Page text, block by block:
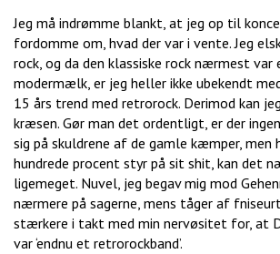
Jeg må indrømme blankt, at jeg op til
fordomme om, hvad der var i vente. Jeg
rock, og da den klassiske rock nærmest var
modermælk, er jeg heller ikke ubekendt
15 års trend med retrorock. Derimod kan
kræsen. Gør man det ordentligt, er der
sig på skuldrene af de gamle kæmper, men
hundrede procent styr på sit shit, kan det
ligemeget. Nuvel, jeg begav mig mod
nærmere på sagerne, mens tåger af
stærkere i takt med min nervøsitet for, at
var ‘endnu et retrorockband’.